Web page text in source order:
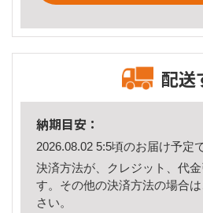
配送
納期目安：
2026.08.02 5:5頃のお届け予定
決済方法が、クレジット、代
す。その他の決済方法の場合は
さい。